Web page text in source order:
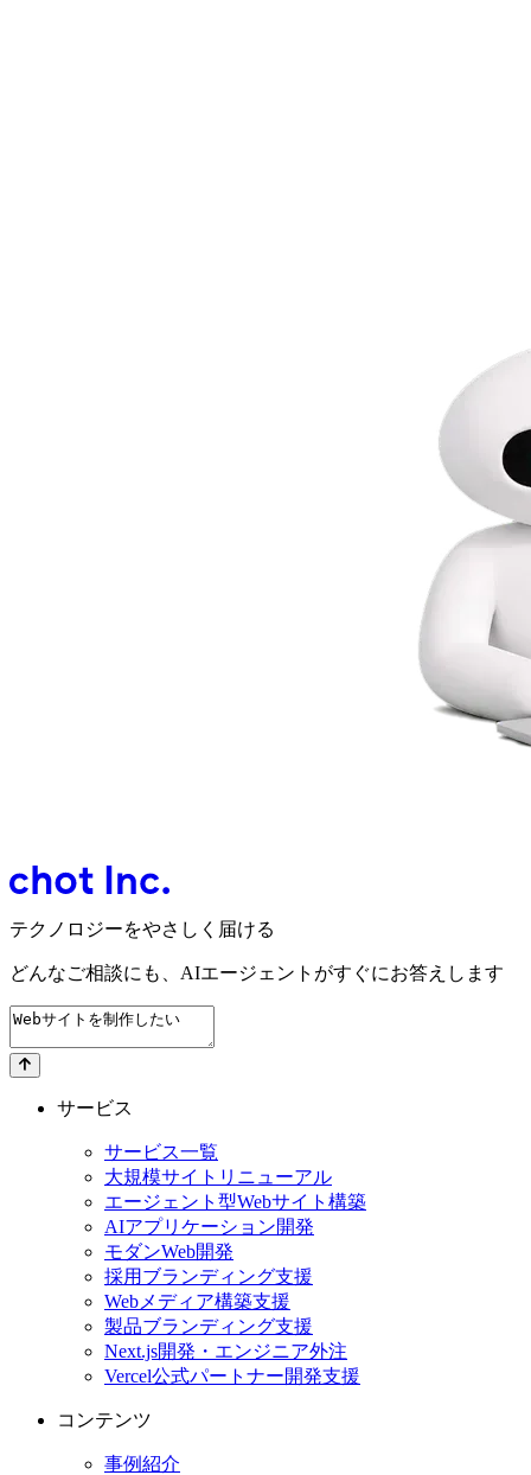
テクノロジーをやさしく届ける
どんなご相談にも、 AIエージェントがすぐにお答えします
サービス
サービス一覧
大規模サイトリニューアル
エージェント型Webサイト構築
AIアプリケーション開発
モダンWeb開発
採用ブランディング支援
Webメディア構築支援
製品ブランディング支援
Next.js開発・エンジニア外注
Vercel公式パートナー開発支援
コンテンツ
事例紹介